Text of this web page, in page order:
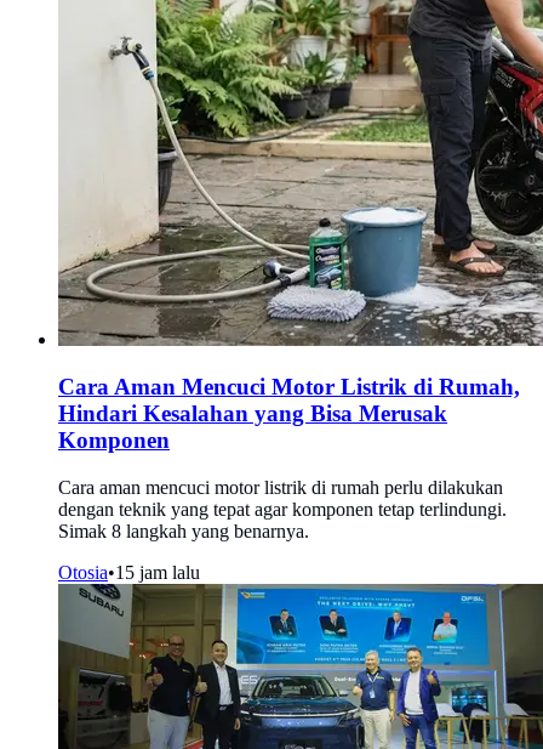
Cara Aman Mencuci Motor Listrik di Rumah,
Hindari Kesalahan yang Bisa Merusak
Komponen
Cara aman mencuci motor listrik di rumah perlu dilakukan
dengan teknik yang tepat agar komponen tetap terlindungi.
Simak 8 langkah yang benarnya.
Otosia•15 jam lalu